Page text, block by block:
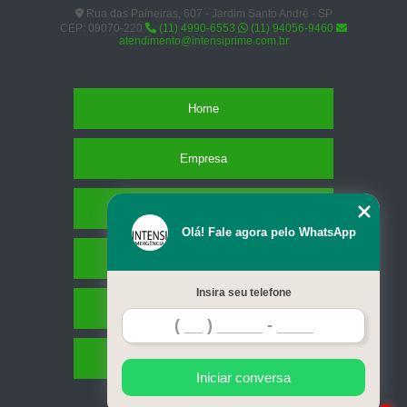
Rua das Paineiras, 607 - Jardim Santo André - SP
CEP: 09070-220
(11) 4990-6553
(11) 94056-9460
atendimento@intensiprime.com.br
Home
Empresa
Contato
Mapa do site
Olá! Fale agora pelo WhatsApp
Insira seu telefone
Iniciar conversa